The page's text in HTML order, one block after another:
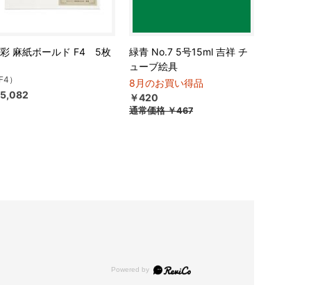
麻紙ボールド F4 5枚
）
緑青 No.7 5号15ml 吉祥 チ
ューブ絵具
8月のお買い得品
￥420
通常価格￥467